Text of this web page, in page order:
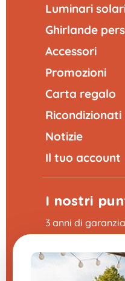
Luminari
Ghirlande
Accessori
Promozioni
Carta regalo
Ricondizionati
Notizie
Il tuo account
I nostri
3 anni di garanzia
Reso entro 30
Consegna
4,8/5 su Trustpilot